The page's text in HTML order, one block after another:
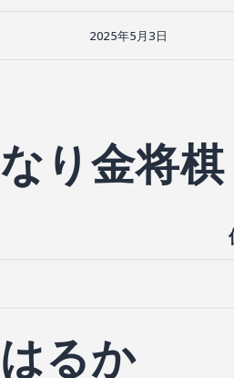
2025年5月3日
なり金将棋
はるか